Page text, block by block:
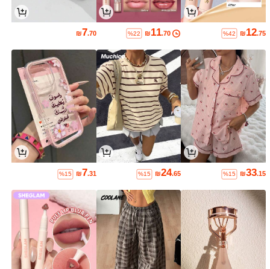
₪12.75
%42
₪11.70
%22
₪7.70
₪33.15
%15
₪24.65
%15
₪7.31
%15